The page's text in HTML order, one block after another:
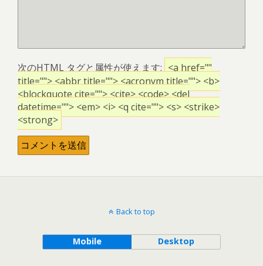
次のHTML タグと属性が使えます: <a href=""
title=""> <abbr title=""> <acronym title=""> <b>
<blockquote cite=""> <cite> <code> <del
datetime=""> <em> <i> <q cite=""> <s> <strike>
<strong>
Back to top
Mobile Desktop